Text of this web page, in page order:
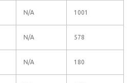
N/A 1001
N/A 578
N/A 180